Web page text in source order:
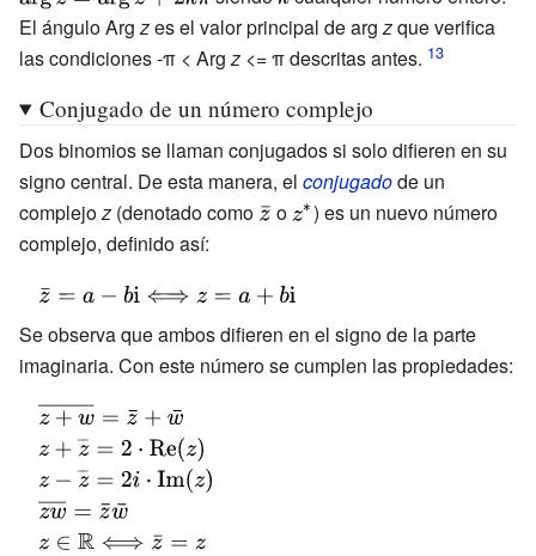
{arg} z+2k\pi }
k}
El ángulo Argzes el valor principal de argzque verifica
las condiciones -π < Argz <= π descritas antes.
Conjugado de un número complejo
Dos binomios se llaman conjugados si solo difieren en su
signo central. De esta manera, el conjugadode un
complejoz (denotado como {\displaystyle
o {\displaystyle
) es un nuevo número
complejo, definido así:
{\displaystyle {\bar
{z}}=a-b\mathrm {i}
\Longleftrightarrow
Se observa que ambos difieren en el signo de la parte
imaginaria. Con este número se cumplen las propiedades:
{\displaystyle
{\overline
{z+w}}={\bar
{z}}+{\bar
{w}}}
{\displaystyle
z+{\overline
{z}}=2\cdot
{\hbox{Re}}
{\displaystyle
z-{\overline
{z}}=2i\cdot
{\displaystyle
{\overline
{\displaystyle z\in